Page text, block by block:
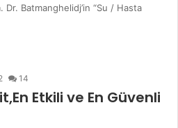
Dr. Batmanghelidj’in “Su / Hasta
14
Etkili ve En Güvenli